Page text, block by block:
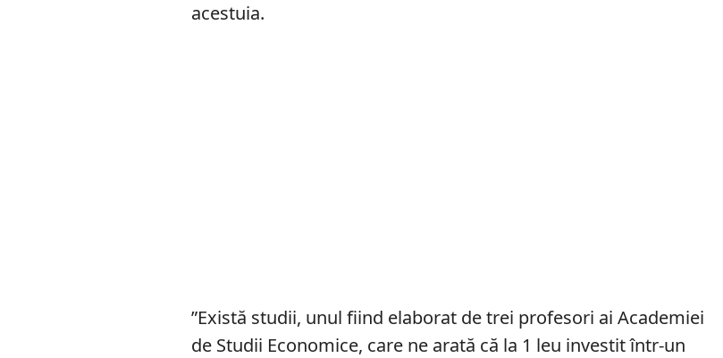
acestuia.
”Există studii, unul fiind elaborat de trei profesori ai Academiei
de Studii Economice, care ne arată că la 1 leu investit într-un